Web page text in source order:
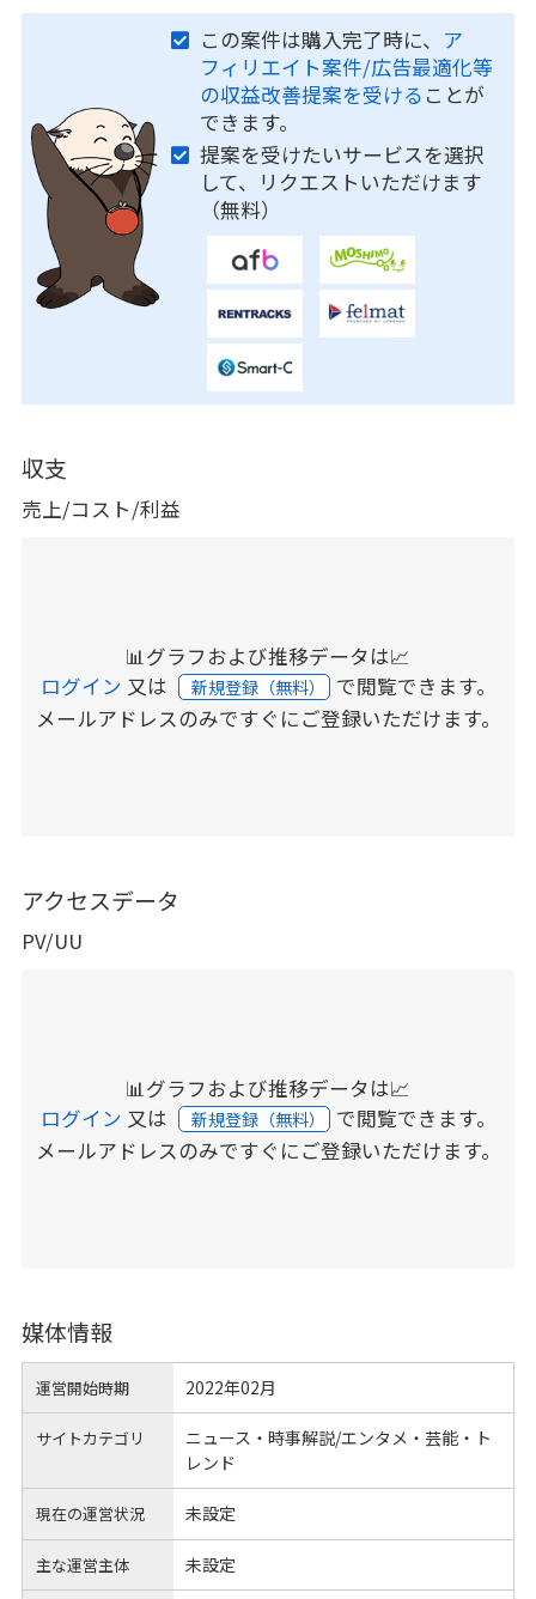
この案件は購入完了時に、 ア
フィリエイト案件/広告最適化等
の収益改善提案を受ける ことが
できます。
提案を受けたいサービスを選択
して、リクエストいただけます
（無料）
収支
売上/コスト/利益
📊グラフおよび推移データは📈
ログイン 又は 新規登録（無料） で閲覧できます。
メールアドレスのみですぐにご登録いただけます。
アクセスデータ
PV/UU
📊グラフおよび推移データは📈
ログイン 又は 新規登録（無料） で閲覧できます。
メールアドレスのみですぐにご登録いただけます。
媒体情報
運営開始時期 2022年02月
サイトカテゴリ
ニュース・時事解説/エンタメ・芸能・ト
レンド
現在の運営状況 未設定
主な運営主体 未設定